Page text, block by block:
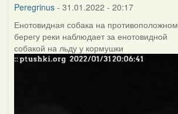
Peregrinus- 31.01.2022 - 20:17
Енотовидная собака на противоположном
берегу реки наблюдает за енотовидной
собакой на льду у кормушки